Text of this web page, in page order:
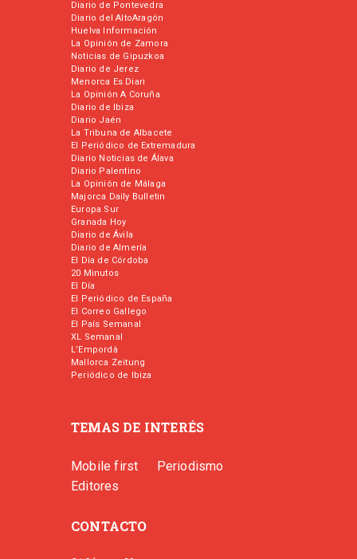
Diario de Pontevedra
Diario del AltoAragón
Huelva Información
La Opinión de Zamora
Noticias de Gipuzkoa
Diario de Jerez
Menorca Es Diari
La Opinión A Coruña
Diario de Ibiza
Diario Jaén
La Tribuna de Albacete
El Periódico de Extremadura
Diario Noticias de Álava
Diario Palentino
La Opinión de Málaga
Majorca Daily Bulletin
Europa Sur
Granada Hoy
Diario de Ávila
Diario de Almería
El Día de Córdoba
20 Minutos
El Día
El Periódico de España
El Correo Gallego
El País Semanal
XL Semanal
L’Empordà
Mallorca Zeitung
Periódico de Ibiza
TEMAS DE INTERÉS
Mobile first
Periodismo
Editores
CONTACTO